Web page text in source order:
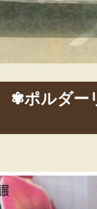
✾ポルダー